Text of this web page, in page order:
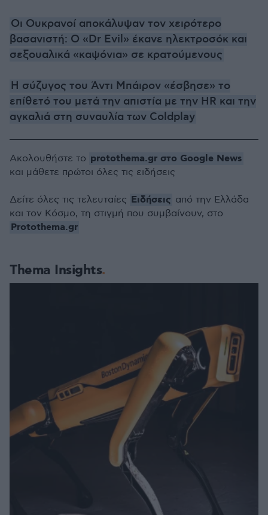
Οι Ουκρανοί αποκάλυψαν τον χειρότερο
βασανιστή: Ο «Dr Evil» έκανε ηλεκτροσόκ και
σεξουαλικά «καψόνια» σε κρατούμενους
Η σύζυγος του Άντι Μπάιρον «έσβησε» το
επίθετό του μετά την απιστία με την ΗR και την
αγκαλιά στη συναυλία των Coldplay
Thema Insights
Ακολουθήστε το protothema.gr στο Google News
και μάθετε πρώτοι όλες τις ειδήσεις
Δείτε όλες τις τελευταίες Ειδήσεις από την Ελλάδα
και τον Κόσμο, τη στιγμή που συμβαίνουν, στο
Protothema.gr